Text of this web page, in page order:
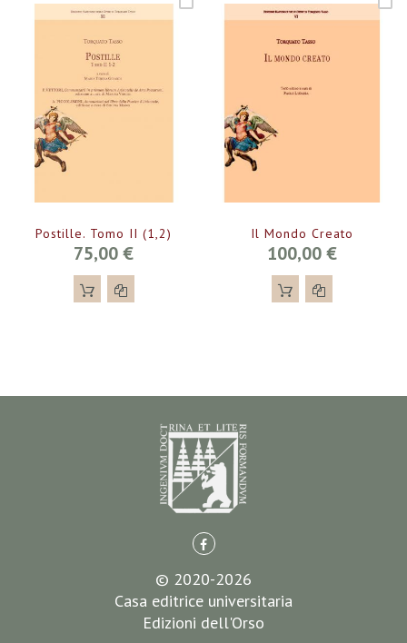
Postille. Tomo II (1,2)
75,00 €
Il Mondo Creato
100,00 €
© 2020-2026
Casa editrice universitaria
Edizioni dell'Orso